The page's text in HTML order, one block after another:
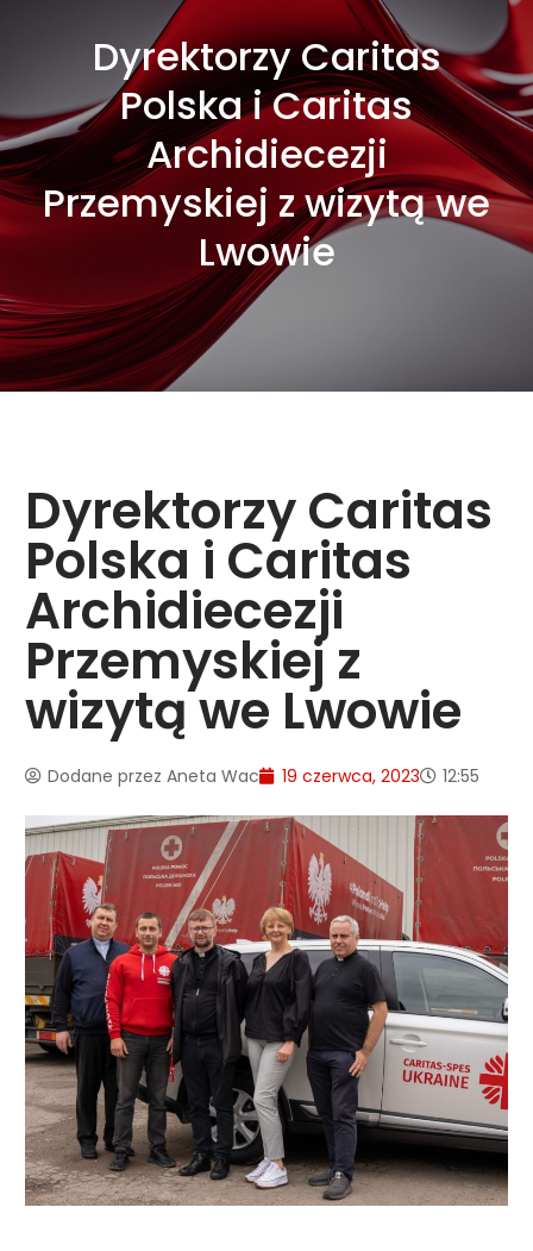
Dyrektorzy Caritas
Polska i Caritas
Archidiecezji
Przemyskiej z wizytą we
Lwowie
Dyrektorzy Caritas
Polska i Caritas
Archidiecezji
Przemyskiej z
wizytą we Lwowie
Dodane przez Aneta Wac 19 czerwca, 2023 12:55